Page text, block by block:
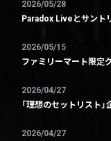
2026/05/28
Paradox Liveとサント
2026/05/15
ファミリーマート限定
2026/04/27
「理想のセットリスト」
2026/04/27